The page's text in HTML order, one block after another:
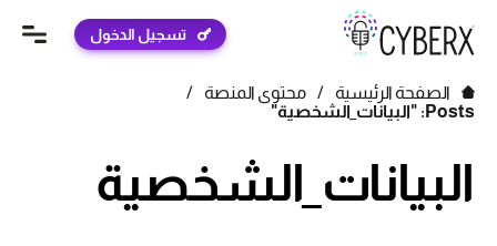
تسجيل الدخول
الصفحة الرئيسية / محتوى المنصة
/
Posts: "البيانات_الشخصية"
البيانات_الشخصية